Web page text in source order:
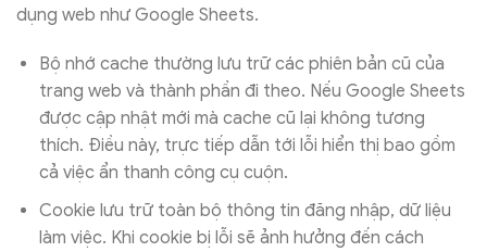
dụng web như Google Sheets.
Bộ nhớ cache thường lưu trữ các phiên bản cũ của
trang web và thành phần đi theo. Nếu Google Sheets
được cập nhật mới mà cache cũ lại không tương
thích. Điều này, trực tiếp dẫn tới lỗi hiển thị bao gồm
cả việc ẩn thanh công cụ cuộn.
Cookie lưu trữ toàn bộ thông tin đăng nhập, dữ liệu
làm việc. Khi cookie bị lỗi sẽ ảnh hưởng đến cách